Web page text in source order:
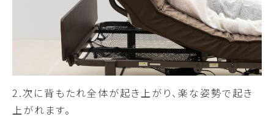
2.次に背もたれ全体が起き上がり、楽な姿勢で起き
上がれます。